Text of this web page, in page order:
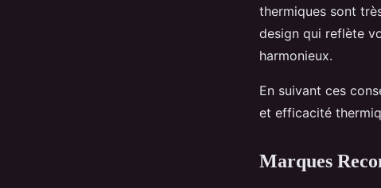
thermiques sont
design qui reflète
harmonieux.
En suivant ces
et efficacité
Marques